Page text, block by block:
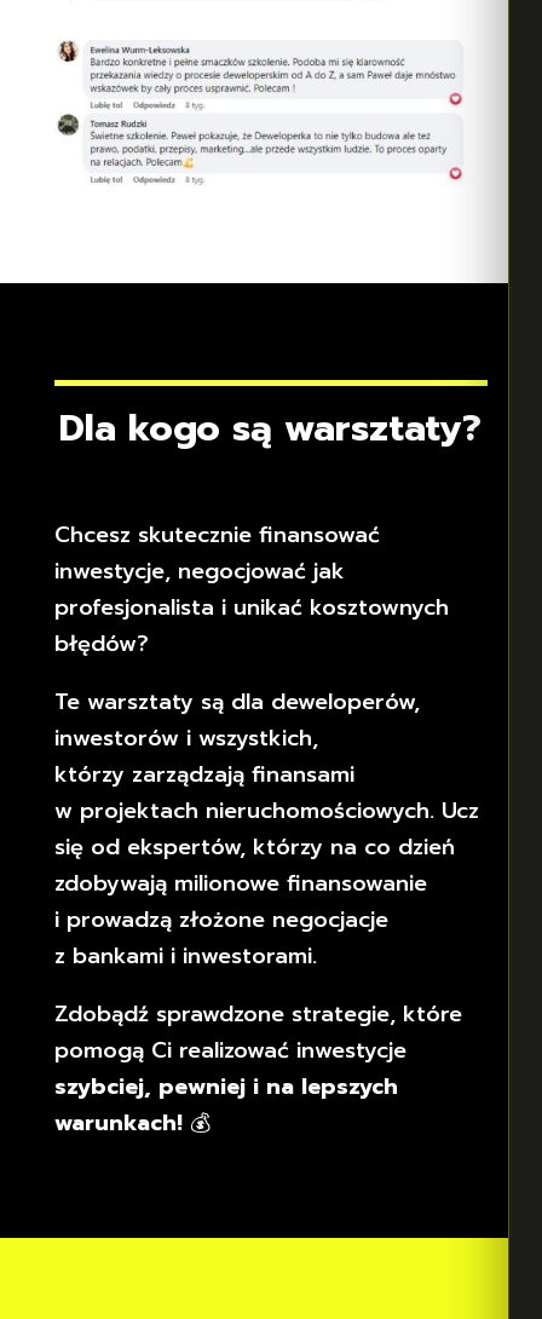
Dla kogo są warsztaty?
Chcesz skutecznie finansować
inwestycje, negocjować jak
profesjonalista i unikać kosztownych
błędów?
Te warsztaty są dla deweloperów,
inwestorów i wszystkich,
którzy zarządzają finansami
w projektach nieruchomościowych. Ucz
się od ekspertów, którzy na co dzień
zdobywają milionowe finansowanie
i prowadzą złożone negocjacje
z bankami i inwestorami.
Zdobądź sprawdzone strategie, które
pomogą Ci realizować inwestycje
szybciej, pewniej i na lepszych
warunkach!💰